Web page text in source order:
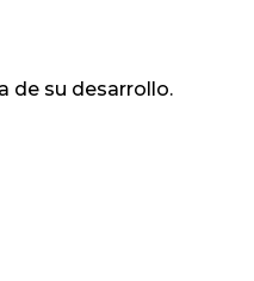
de su desarrollo.